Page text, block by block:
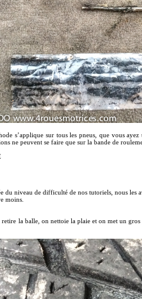
s’applique sur tous les pneus, que vous
ne peuvent se faire que sur la bande de
du niveau de difficulté de nos tutoriels, nous les
moins.
la balle, on nettoie la plaie et on met un